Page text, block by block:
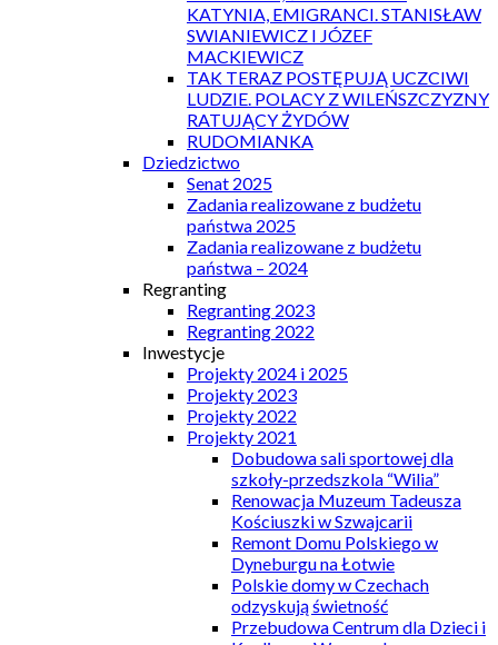
KATYNIA, EMIGRANCI. STANISŁAW
SWIANIEWICZ I JÓZEF
MACKIEWICZ
TAK TERAZ POSTĘPUJĄ UCZCIWI
LUDZIE. POLACY Z WILEŃSZCZYZNY
RATUJĄCY ŻYDÓW
RUDOMIANKA
Dziedzictwo
Senat 2025
Zadania realizowane z budżetu
państwa 2025
Zadania realizowane z budżetu
państwa – 2024
Regranting
Regranting 2023
Regranting 2022
Inwestycje
Projekty 2024 i 2025
Projekty 2023
Projekty 2022
Projekty 2021
Dobudowa sali sportowej dla
szkoły-przedszkola “Wilia”
Renowacja Muzeum Tadeusza
Kościuszki w Szwajcarii
Remont Domu Polskiego w
Dyneburgu na Łotwie
Polskie domy w Czechach
odzyskują świetność
Przebudowa Centrum dla Dzieci i